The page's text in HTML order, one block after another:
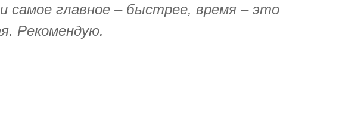
самое главное – быстрее, время – это
Рекомендую.